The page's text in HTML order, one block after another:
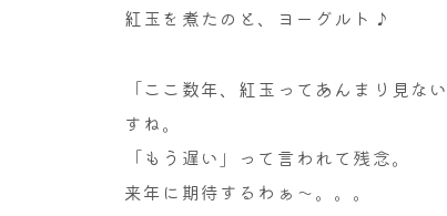
紅玉を煮たのと、ヨーグルト♪
「ここ数年、紅玉ってあんまり見
すね。
「もう遅い」って言われて残念。
来年に期待するわぁ～。。。